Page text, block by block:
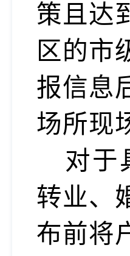
策且达
区的市
报信息
场所现
对于
转业、
布前将